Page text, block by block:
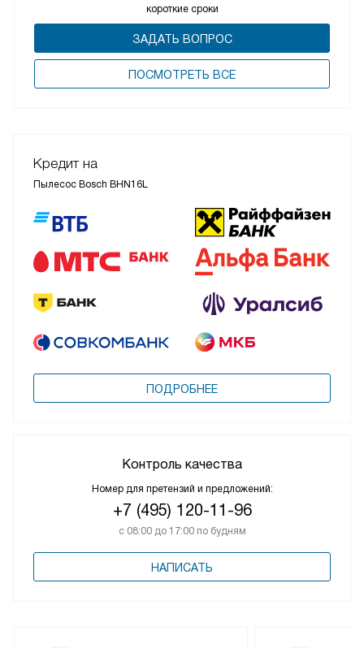
короткие сроки
ЗАДАТЬ ВОПРОС
ПОCМОТРЕТЬ ВСЕ
Кредит на
Пылесос Bosch BHN16L
ПОДРОБНЕЕ
Контроль качества
Номер для претензий и предложений:
+7 (495) 120-11-96
с 08:00 до 17:00 по будням
НАПИСАТЬ